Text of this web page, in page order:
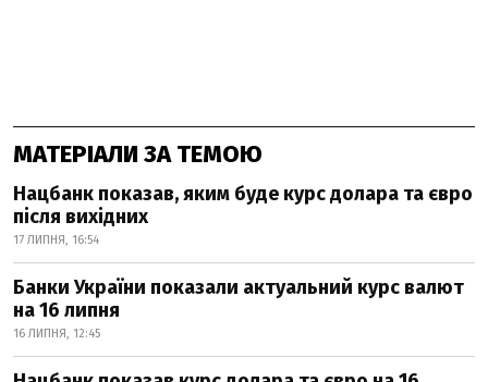
МАТЕРІАЛИ ЗА ТЕМОЮ
Нацбанк показав, яким буде курс долара та євро
після вихідних
17 ЛИПНЯ, 16:54
Банки України показали актуальний курс валют
на 16 липня
16 ЛИПНЯ, 12:45